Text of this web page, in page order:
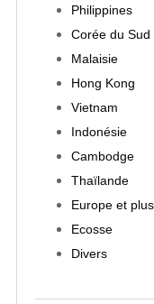
Philippines
Corée du Sud
Malaisie
Hong Kong
Vietnam
Indonésie
Cambodge
Thaïlande
Europe et plus
Ecosse
Divers